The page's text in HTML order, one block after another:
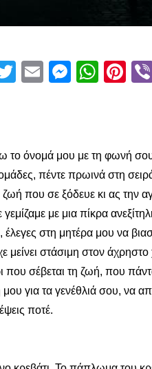
Twitter
Email
όνομά μου με τη φωνή
πέντε πρωινά στη
που σε ξόδευε κι ας την
με μια πίκρα
στη μητέρα μου να
στάσιμη στον
σέβεται τη ζωή, που
για τα γενέθλιά σου,
ποτέ.